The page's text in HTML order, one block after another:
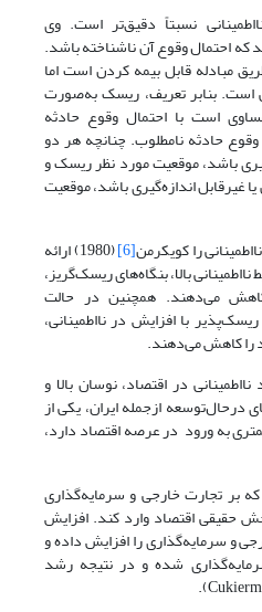
نااطمینانی نسبتاً دقیق‌تر است. وی
که احتمال وقوع آن ناشناخته باشد.
مبادله قابل بیمه کردن است اما
است. بنابر تعریف، ریسک به‌صورت
است با احتمال وقوع حادثه
حادثه نامطلوب. چنانچه هر دو
باشد، موقعیت مورد نظر ریسک و
غیرقابل اندازه‌گیری باشد، موقعیت
را کویکرمن[6] (1980) ارائه
بالا، بنگاه‌های ریسک‌گریز،
می‌دهند. همچنین در حالت
با افزایش در نااطمینانی،
را کاهش می‌دهند.
در اقتصاد، نوسان بالا و
ازجمله ایران، یکی از
به ورود در عرصه اقتصاد دارد،
که بر تجارت خارجی و سرمایه‌گذاری
حقیقی اقتصاد وارد کند. افزایش
و سرمایه‌گذاری را افزایش داده و
شده و در نتیجه رشد